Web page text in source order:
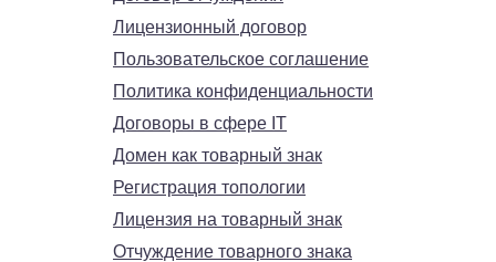
Лицензионный договор
Пользовательское соглашение
Политика конфиденциальности
Договоры в сфере IT
Домен как товарный знак
Регистрация топологии
Лицензия на товарный знак
Отчуждение товарного знака